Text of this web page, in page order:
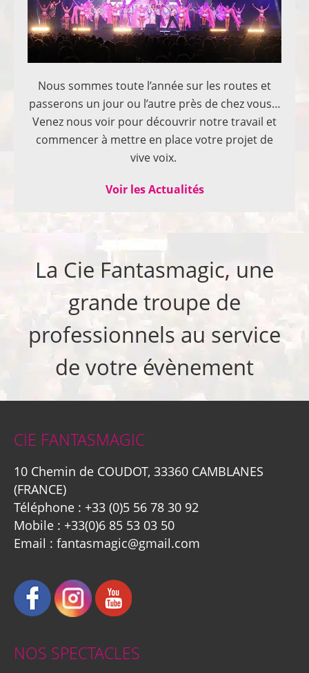
Nous sommes toute l’année sur les routes et
passerons un jour ou l’autre près de chez vous…
Venez nous voir pour découvrir notre travail et
commencer à mettre en place votre projet de
vive voix.
Voir les Actualités
La Cie Fantasmagic, une
grande troupe de
professionnels au service
de votre évènement
CIE FANTASMAGIC
10 Chemin de COUDOT, 33360 CAMBLANES
(FRANCE)
Téléphone : +33 (0)5 56 78 30 92
Mobile : +33(0)6 85 53 03 50
Email : fantasmagic@gmail.com
NOS SPECTACLES